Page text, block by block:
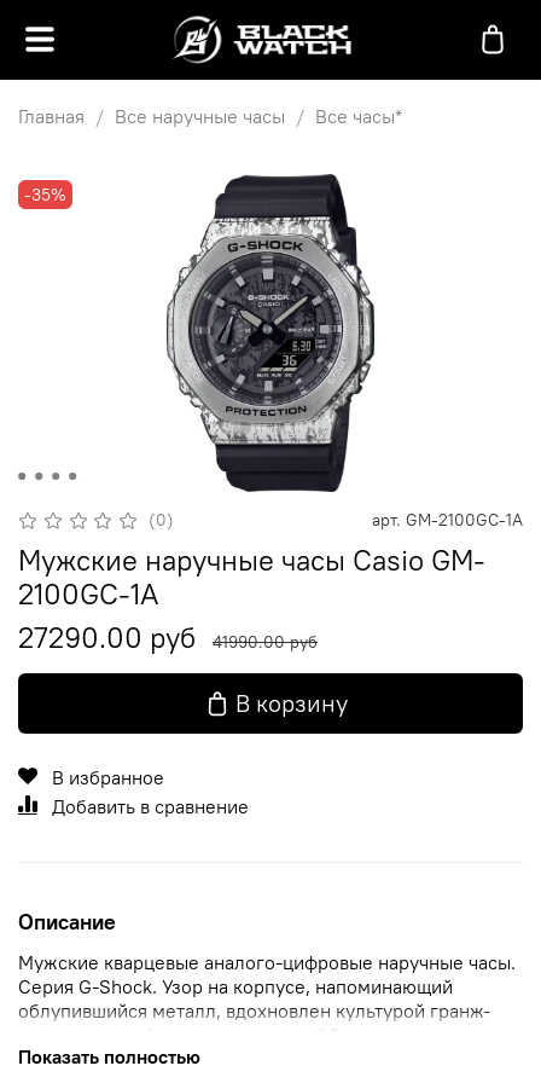
Главная Все наручные часы Все часы*
-35%
(0) арт. GM-2100GC-1A
Мужские наручные часы Casio GM-
2100GC-1A
27290.00 руб
41990.00 руб
В корзину
В избранное
Добавить в сравнение
Описание
Мужские кварцевые аналого-цифровые наручные часы.
Серия G-Shock. Узор на корпусе, напоминающий
облупившийся металл, вдохновлен культурой гранж-
рока, которая была популярная в 90-х годах.
Противоударный корпус из нержавеющей стали и
Показать полностью